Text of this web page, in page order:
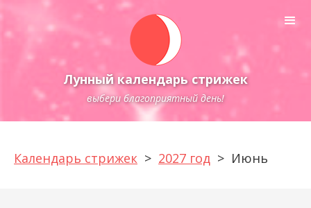
Лунный календарь стрижек
выбери благоприятный день!
Календарь стрижек > 2027 год > Июнь